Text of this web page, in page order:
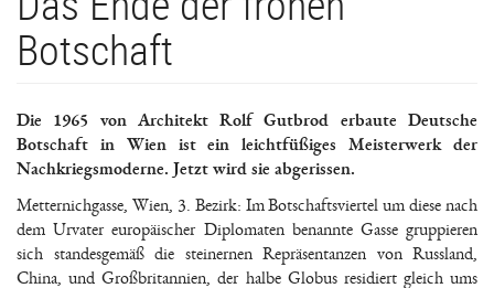
Botschaft
Die 1965 von Architekt Rolf Gutbrod erbaute Deutsche
Botschaft in Wien ist ein leichtfüßiges Meisterwerk der
Nachkriegsmoderne. Jetzt wird sie abgerissen.
Metternichgasse, Wien, 3. Bezirk: Im Botschaftsviertel um diese nach
dem Urvater europäischer Diplomaten benannte Gasse gruppieren
sich standesgemäß die steinernen Repräsentanzen von Russland,
China, und Großbritannien, der halbe Globus residiert gleich ums